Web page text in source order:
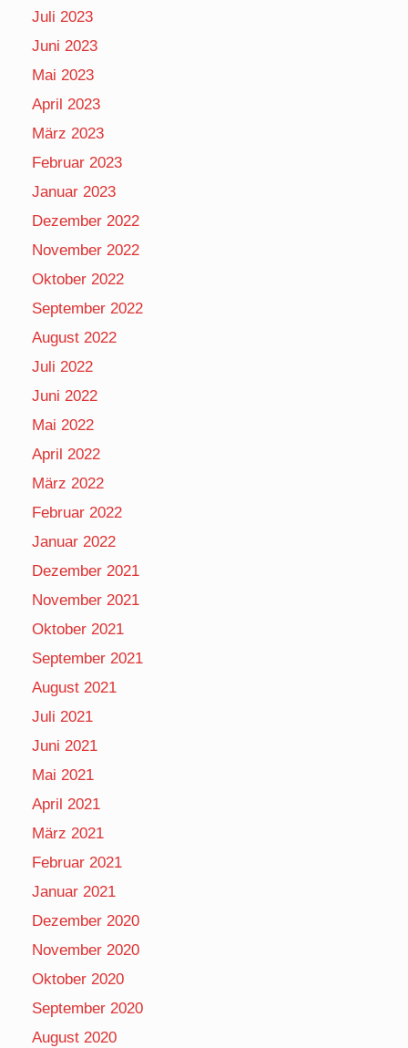
Juli 2023
Juni 2023
Mai 2023
April 2023
März 2023
Februar 2023
Januar 2023
Dezember 2022
November 2022
Oktober 2022
September 2022
August 2022
Juli 2022
Juni 2022
Mai 2022
April 2022
März 2022
Februar 2022
Januar 2022
Dezember 2021
November 2021
Oktober 2021
September 2021
August 2021
Juli 2021
Juni 2021
Mai 2021
April 2021
März 2021
Februar 2021
Januar 2021
Dezember 2020
November 2020
Oktober 2020
September 2020
August 2020